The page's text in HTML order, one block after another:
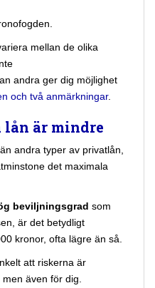
mellan de olika
andra ger dig möjlighet
och två anmärkningar.
lån är mindre
andra typer av privatlån,
det maximala
beviljningsgrad som
är det betydligt
kronor, ofta lägre än så.
att riskerna är
även för dig.